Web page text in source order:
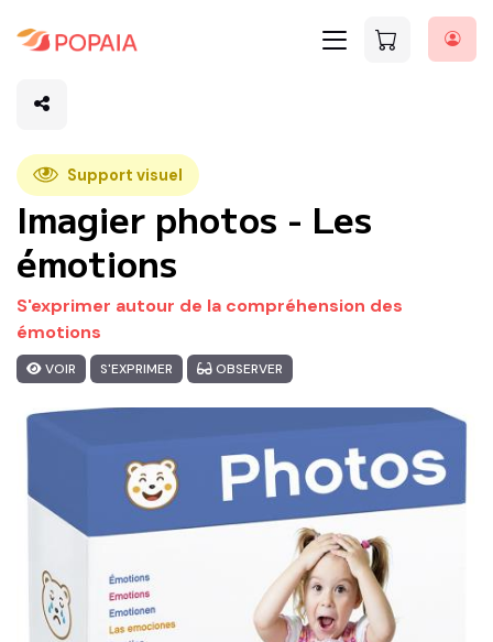
Support visuel
Imagier photos - Les
émotions
S'exprimer autour de la compréhension des
émotions
VOIR S'EXPRIMER OBSERVER